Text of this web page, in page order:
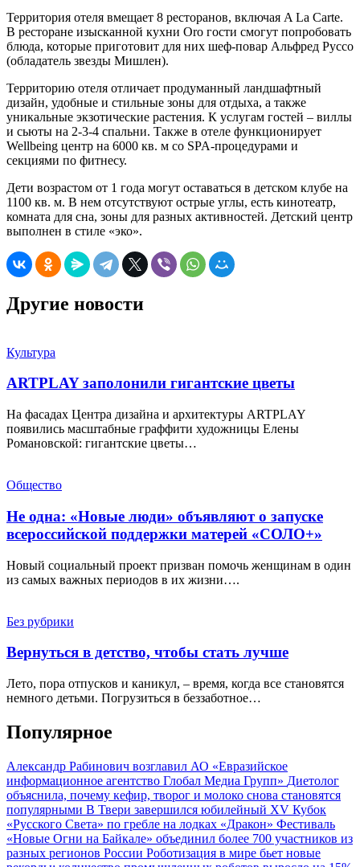
Территория отеля вмещает 8 ресторанов, включая A La Carte.
В ресторане изысканной кухни Oro гости смогут попробовать
блюда, которые приготовит для них шеф-повар Альфред Руссо
(обладатель звезды Мишлен).
Территорию отеля отличает продуманный ландшафтный
дизайн, удобные и стильные зоны для отдыха, а также
уникальные экзотические растения. К услугам гостей – виллы
и сьюты на 2-3-4 спальни. Также в отеле функционирует
Wellbeing центр на 6000 кв. м со SPA-процедурами и
секциями по фитнесу.
Дети возрастом от 1 года могут оставаться в детском клубе на
1100 кв. м. В нем отсутствуют острые углы, есть кинотеатр,
комната для сна, зоны для разных активностей. Детский центр
выполнен в стиле «эко».
Другие новости
Культура
ARTPLAY заполонили гигантские цветы
На фасадах Центра дизайна и архитектуры ARTPLAY
появились масштабные граффити художницы Елены
Романовской: гигантские цветы…
Общество
Не одна: «Новые люди» объявляют о запуске
всероссийской поддержки матерей «СОЛО+»
Новый социальный проект призван помочь женщинам в один
из самых важных периодов в их жизни….
Без рубрики
Вернуться в детство, чтобы стать лучше
Лето, пора отпусков и каникул, – время, когда все становятся
немного детьми. Погрузиться в беззаботное…
Популярное
Александр Рабинович возглавил АО «Евразийское
информационное агентство Глобал Медиа Групп» Диетолог
объяснила, почему кефир, творог и молоко снова становятся
популярными В Твери завершился юбилейный XV Кубок
«Русского Света» по гребле на лодках «Дракон» Фестиваль
«Новые Огни на Байкале» объединил более 700 участников из
разных регионов России Роботизация в мире бьет новые